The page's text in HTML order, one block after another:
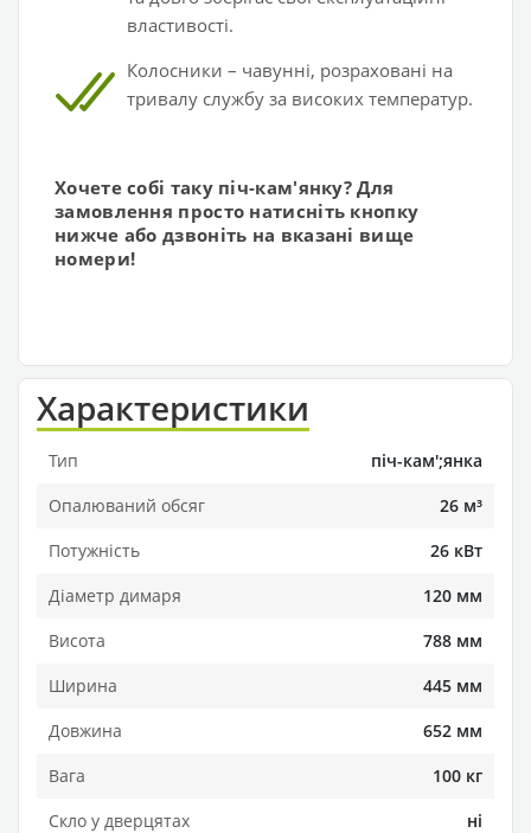
властивості.
Колосники – чавунні, розраховані на
тривалу службу за високих температур.
Хочете собі таку піч-кам'янку? Для
замовлення просто натисніть кнопку
нижче або дзвоніть на вказані вище
номери!
Характеристики
Тип
піч-кам';янка
Опалюваний обсяг
26 м³
Потужність
26 кВт
Діаметр димаря
120 мм
Висота
788 мм
Ширина
445 мм
Довжина
652 мм
Вага
100 кг
Скло у дверцятах
ні